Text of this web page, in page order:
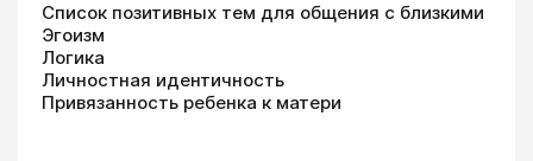
Список позитивных тем для общения с близкими
Эгоизм
Логика
Личностная идентичность
Привязанность ребенка к матери